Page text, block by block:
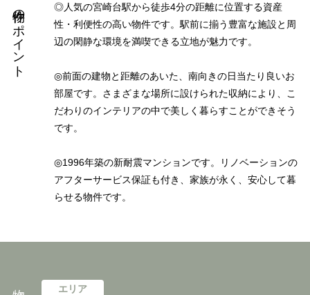
物件のポイント
◎人気の宮崎台駅から徒歩4分の距離に位置する資産
性・利便性の高い物件です。駅前に揃う豊富な施設と周
辺の閑静な環境を満喫できる立地が魅力です。
◎前面の建物と距離のあいた、南向きの日当たり良いお
部屋です。さまざまな場所に設けられた収納により、こ
だわりのインテリアの中で美しく暮らすことができそう
です。
◎1996年築の新耐震マンションです。リノベーションの
アフターサービス保証も付き、家族が永く、安心して暮
らせる物件です。
エリア